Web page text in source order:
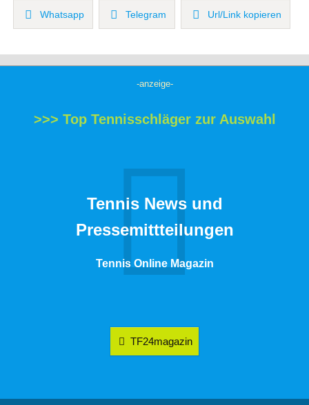
Whatsapp Telegram Url/Link kopieren
-anzeige-
>>> Top Tennisschläger zur Auswahl
Tennis News und
Pressemittteilungen
Tennis Online Magazin
TF24magazin